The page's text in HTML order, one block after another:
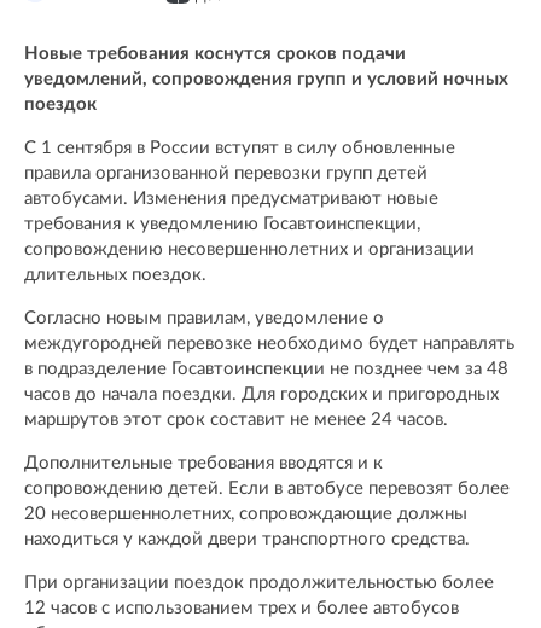
Новые требования коснутся сроков подачи
уведомлений, сопровождения групп и условий ночных
поездок
С 1 сентября в России вступят в силу обновленные
правила организованной перевозки групп детей
автобусами. Изменения предусматривают новые
требования к уведомлению Госавтоинспекции,
сопровождению несовершеннолетних и организации
длительных поездок.
Согласно новым правилам, уведомление о
междугородней перевозке необходимо будет направлять
в подразделение Госавтоинспекции не позднее чем за 48
часов до начала поездки. Для городских и пригородных
маршрутов этот срок составит не менее 24 часов.
Дополнительные требования вводятся и к
сопровождению детей. Если в автобусе перевозят более
20 несовершеннолетних, сопровождающие должны
находиться у каждой двери транспортного средства.
При организации поездок продолжительностью более
12 часов с использованием трех и более автобусов